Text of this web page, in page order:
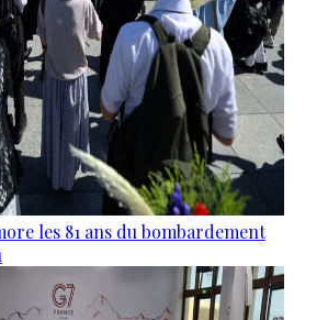
les 81 ans du bombardement